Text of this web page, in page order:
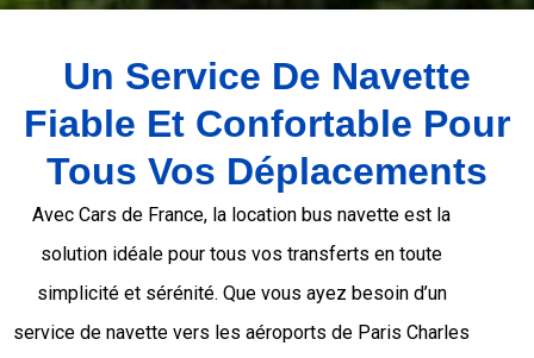
Un Service De Navette
Fiable Et Confortable Pour
Tous Vos Déplacements
Avec Cars de France, la location bus navette est la
solution idéale pour tous vos transferts en toute
simplicité et sérénité. Que vous ayez besoin d’un
service de navette vers les aéroports de Paris Charles